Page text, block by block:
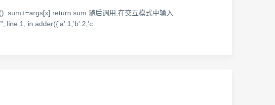
sum+=args[x] return sum 随后调用,在交互模式中输入
line 1, in adder({'a':1,'b':2,'c